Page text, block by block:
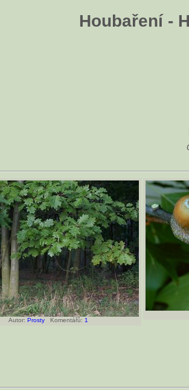
Houbaření -
Autor: ProstyKomentářů: 1